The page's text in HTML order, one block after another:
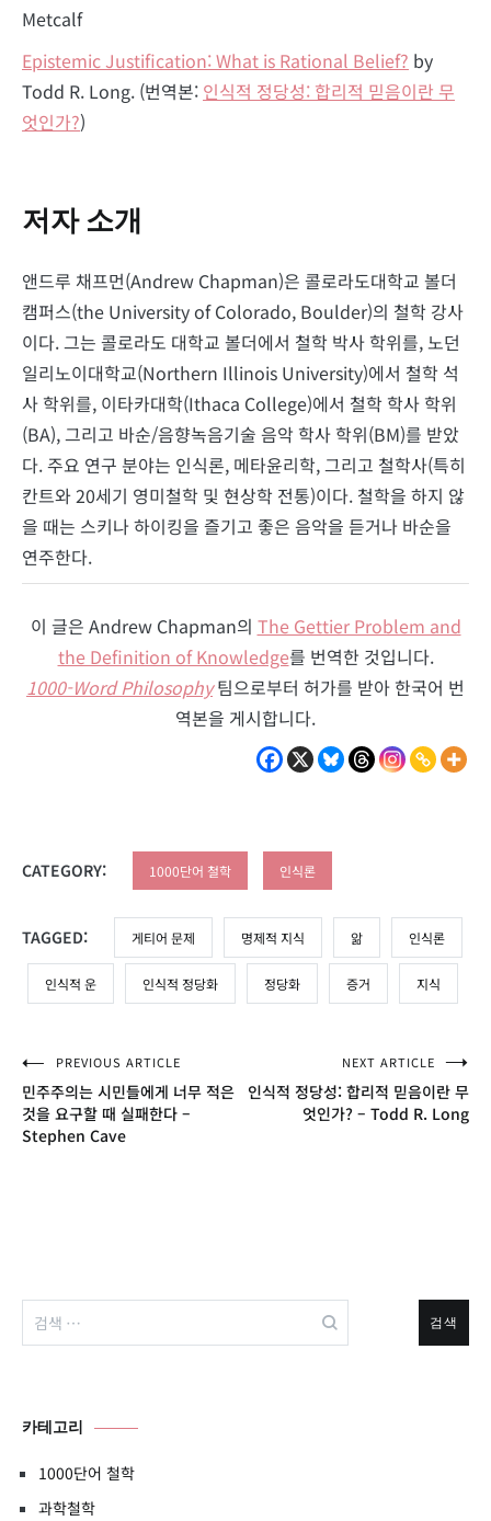
Metcalf
Epistemic Justification: What is Rational Belief? by
Todd R. Long. (번역본: 인식적 정당성: 합리적 믿음이란 무
엇인가?)
저자 소개
앤드루 채프먼(Andrew Chapman)은 콜로라도대학교 볼더
캠퍼스(the University of Colorado, Boulder)의 철학 강사
이다. 그는 콜로라도 대학교 볼더에서 철학 박사 학위를, 노던
일리노이대학교(Northern Illinois University)에서 철학 석
사 학위를, 이타카대학(Ithaca College)에서 철학 학사 학위
(BA), 그리고 바순/음향녹음기술 음악 학사 학위(BM)를 받았
다. 주요 연구 분야는 인식론, 메타윤리학, 그리고 철학사(특히
칸트와 20세기 영미철학 및 현상학 전통)이다. 철학을 하지 않
을 때는 스키나 하이킹을 즐기고 좋은 음악을 듣거나 바순을
연주한다.
이 글은 Andrew Chapman의 The Gettier Problem and
the Definition of Knowledge를 번역한 것입니다.
1000-Word Philosophy팀으로부터 허가를 받아 한국어 번
역본을 게시합니다.
CATEGORY: 1000단어 철학 인식론
TAGGED: 게티어 문제 명제적 지식 앎 인식론
인식적 운 인식적 정당화 정당화 증거 지식
글
탐
색
PREVIOUS ARTICLE
민주주의는 시민들에게 너무 적은
것을 요구할 때 실패한다 –
Stephen Cave
NEXT ARTICLE
인식적 정당성: 합리적 믿음이란 무
엇인가? – Todd R. Long
검
색:
카테고리
1000단어 철학
과학철학